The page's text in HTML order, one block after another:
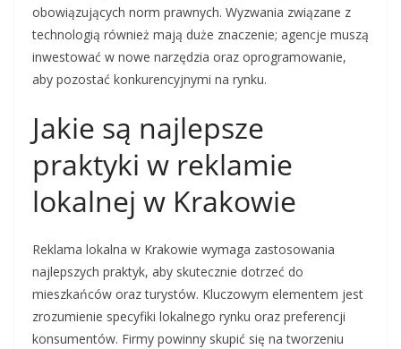
obowiązujących norm prawnych. Wyzwania związane z
technologią również mają duże znaczenie; agencje muszą
inwestować w nowe narzędzia oraz oprogramowanie,
aby pozostać konkurencyjnymi na rynku.
Jakie są najlepsze
praktyki w reklamie
lokalnej w Krakowie
Reklama lokalna w Krakowie wymaga zastosowania
najlepszych praktyk, aby skutecznie dotrzeć do
mieszkańców oraz turystów. Kluczowym elementem jest
zrozumienie specyfiki lokalnego rynku oraz preferencji
konsumentów. Firmy powinny skupić się na tworzeniu